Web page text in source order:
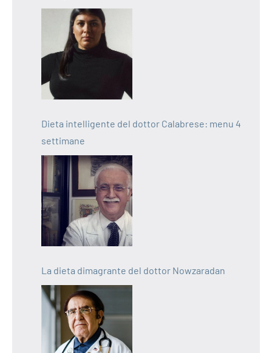
Dieta intelligente del dottor Calabrese: menu 4
settimane
La dieta dimagrante del dottor Nowzaradan